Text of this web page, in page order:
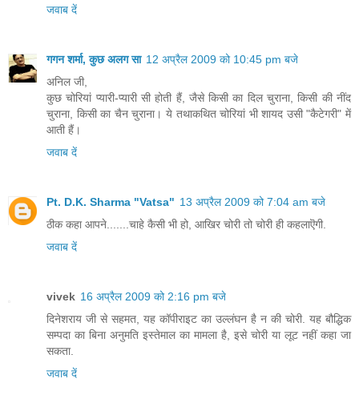
जवाब दें
गगन शर्मा, कुछ अलग सा 12 अप्रैल 2009 को 10:45 pm बजे
अनिल जी,
कुछ चोरियां प्यारी-प्यारी सी होती हैं, जैसे किसी का दिल चुराना, किसी की नींद
चुराना, किसी का चैन चुराना। ये तथाकथित चोरियां भी शायद उसी "कैटेगरी" में
आती हैं।
जवाब दें
Pt. D.K. Sharma "Vatsa" 13 अप्रैल 2009 को 7:04 am बजे
ठीक कहा आपने.......चाहे कैसी भी हो, आखिर चोरी तो चोरी ही कहलाऎगी.
जवाब दें
vivek 16 अप्रैल 2009 को 2:16 pm बजे
दिनेशराय जी से सहमत, यह कॉपीराइट का उल्लंघन है न की चोरी. यह बौद्धिक
सम्पदा का बिना अनुमति इस्तेमाल का मामला है, इसे चोरी या लूट नहीं कहा जा
सकता.
जवाब दें